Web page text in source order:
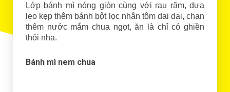
Lớp bánh mì nóng giòn cùng với rau răm, dưa
leo kẹp thêm bánh bột lọc nhân tôm dai dai, chan
thêm nước mắm chua ngọt, ăn là chỉ có ghiền
thôi nha.
Bánh mì nem chua